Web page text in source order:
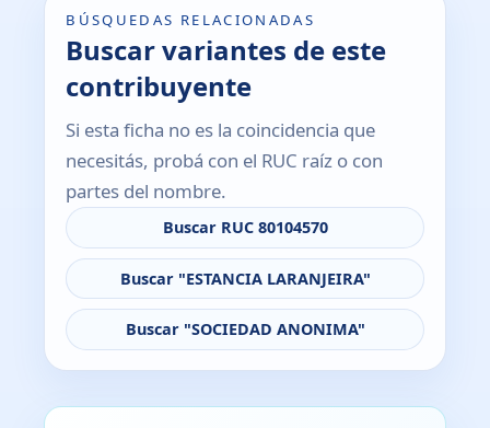
BÚSQUEDAS RELACIONADAS
Buscar variantes de este
contribuyente
Si esta ficha no es la coincidencia que
necesitás, probá con el RUC raíz o con
partes del nombre.
Buscar RUC 80104570
Buscar "ESTANCIA LARANJEIRA"
Buscar "SOCIEDAD ANONIMA"